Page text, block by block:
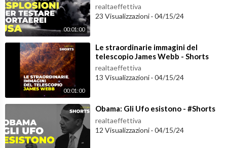
00:01:00
realtaeffettiva
23 Visualizzazioni · 04/15/24
00:01:00
⁣Le straordinarie immagini del
telescopio James Webb - Shorts
realtaeffettiva
13 Visualizzazioni · 04/15/24
⁣Obama: Gli Ufo esistono - #Shorts
realtaeffettiva
12 Visualizzazioni · 04/15/24